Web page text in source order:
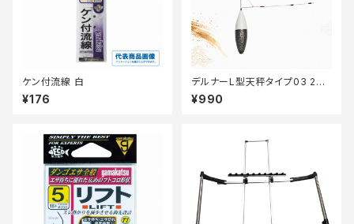
ケン付流線 白
¥176
デルナーL型天秤タイプ03 27
【篭定】
¥990